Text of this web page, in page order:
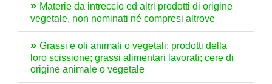
Materie da intreccio ed altri prodotti di origine
vegetale, non nominati né compresi altrove
Grassi e oli animali o vegetali; prodotti della
loro scissione; grassi alimentari lavorati; cere di
origine animale o vegetale